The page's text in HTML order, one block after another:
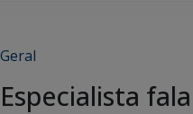
Geral
Especialista